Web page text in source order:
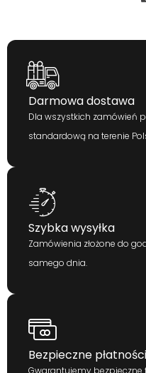
Darmowa dostawa
Dla wszystkich zamówień
standardową na terenie
Szybka wysyłka
Zamówienia złożone do
samego dnia.
Bezpieczne płatności